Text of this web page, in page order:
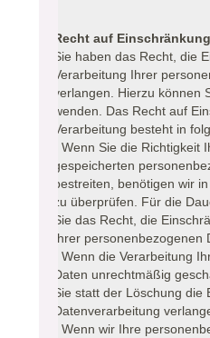
Recht auf
Sie haben das Recht, die
Verarbeitung Ihrer
verlangen. Hierzu können
wenden. Das Recht auf
Verarbeitung besteht in
- Wenn Sie die Richtigkeit
gespeicherten
bestreiten, benötigen wir
zu überprüfen. Für die
Sie das Recht, die
Ihrer personenbezogenen
- Wenn die Verarbeitung
Daten unrechtmäßig
Sie statt der Löschung die
Datenverarbeitung
- Wenn wir Ihre